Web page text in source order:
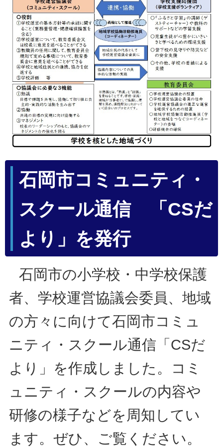
石岡市コミュニティ・
スクール通信 「CSだ
より」を発行
石岡市の小学校・中学校保護
者、学校運営協議会委員、地域
の方々に向けて石岡市コミュ
ニティ・スクール通信「CSだ
より」を作成しました。コミ
ュニティ・スクールの内容や
研修の様子などを周知してい
ます。ぜひ、ご覧ください。